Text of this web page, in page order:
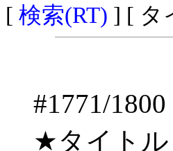
[ 検索(RT) ] [ タ
#1771/
★タイト